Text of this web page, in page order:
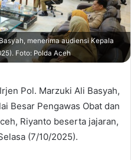
menerima audiensi Kepala
Foto: Polda Aceh
Pol. Marzuki Ali Basyah,
Besar Pengawas Obat dan
Riyanto beserta jajaran,
(7/10/2025).